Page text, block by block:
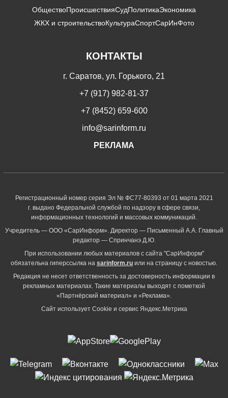
ОбществоПроисшествияСудПолитикаЭкономика
ЖКХ и строительствоКультураСпортСарИнФото
КОНТАКТЫ
г. Саратов, ул. Горького, 21
+7 (917) 982-81-37
+7 (8452) 659-600
info@sarinform.ru
РЕКЛАМА
Регистрационный номер серия Эл № ФС77-80393 от 01 марта 2021
г. выдано Федеральной службой по надзору в сфере связи,
информационных технологий и массовых коммуникаций.
Учредитель — ООО «СарИнформ». Директор — Письменный А.А. Главный
редактор — Спринчанэ Д.Ю.
При использовании любых материалов с сайта "СарИнформ"
обязательна гиперссылка на sarinform.ru или на страницу с новостью.
Редакция не несет ответственность за достоверность информации в
рекламных материалах. Такие материалы выходят с пометкой
«Партнёрский материал» и «Реклама».
Сайт использует Cookie и сервиc Яндекс.Метрика